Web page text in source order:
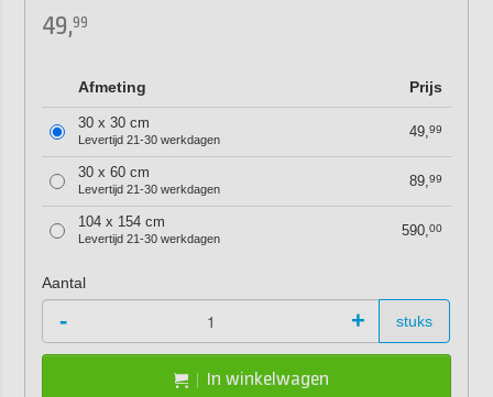
49,99
Afmeting Prijs
30 x 30 cm
Levertijd 21-30 werkdagen 49,99
30 x 60 cm
Levertijd 21-30 werkdagen 89,99
104 x 154 cm
Levertijd 21-30 werkdagen 590,00
Aantal
- + stuks
In winkelwagen